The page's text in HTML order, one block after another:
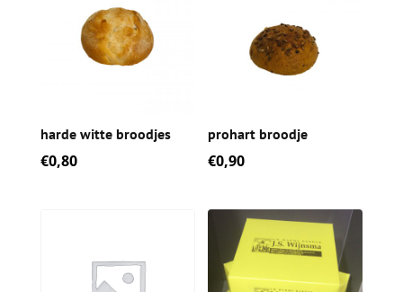
harde witte broodjes
€0,80
prohart broodje
€0,90